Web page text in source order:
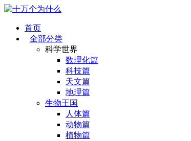
首页
全部分类
科学世界
数理化篇
科技篇
天文篇
地理篇
生物王国
人体篇
动物篇
植物篇